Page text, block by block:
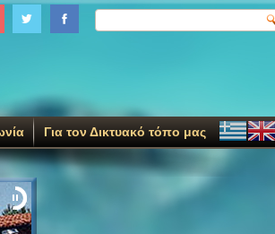
Για τον Δικτυακό τόπο μας